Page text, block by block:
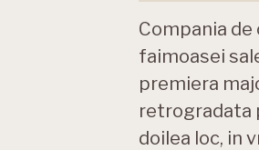
Compania
faimoasei
premiera
retrogradata
doilea loc, in